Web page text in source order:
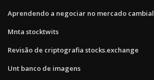
Aprendendo a negociar no mercado cambial
Mnta stocktwits
Revisão de criptografia stocks.exchange
Unt banco de imagens